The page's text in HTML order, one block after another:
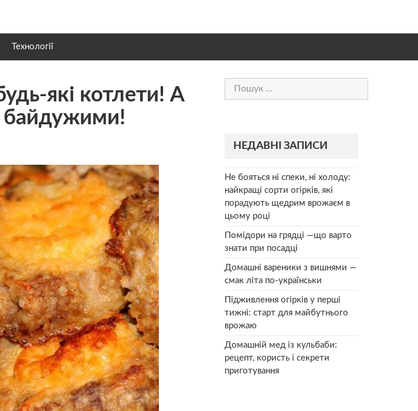
Технології
які котлети! А
байдужими!
Пошук:
НЕДАВНІ ЗАПИСИ
Не бояться ні спеки, ні холоду:
найкращі сорти огірків, які
порадують щедрим врожаєм в
цьому році
Помідори на грядці —що варто
знати при посадці
Домашні вареники з вишнями —
смак літа по-українськи
Підживлення огірків у перші
тижні: старт для майбутнього
врожаю
Домашній мед із кульбаби:
рецепт, користь і секрети
приготування